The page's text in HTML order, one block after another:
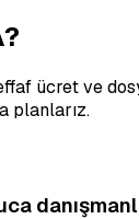
ücret ve
planlarız.